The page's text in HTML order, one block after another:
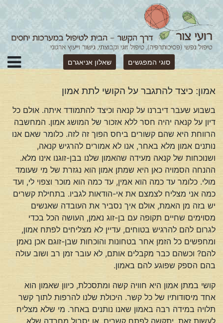
סוגי המפגשים שאלון אניאגרם
אמון: כיצד להתגבר על הקושי לתת אמון
בשבוע שעבר דיברנו על קנאה וכיצד להתמודד איתה. אולם כל
דיון על קנאה יהיה חסר ללא אזכור של המושג אמון. המחשבה
הרווחת היא שהם קשורים ביחס הפוך זה לזה. כלומר שאם אנו
נותנים אמון מלא באחר, אנו לא אמורים להרגיש קנאה,
ושנוכחות של קנאה מעידה שהאמון שלנו בבן-זוגנו אינו מלא.
ההנחה הסמויה כאן היא שמתן אמון הוא נגזרת של מי שעומד
מולי. כלומר עד כמה הוא אמין, עד כמה הוא מוכר וצפוי לי, ועד
כמה אני מצליח לצמצם את אי-הודאות לגביו. בתחילת קשרים
יש בזה מן האמת, אולם איך נסביר את העובדה שאנשים
מסוימים שחיים תקופה עם בן-זוג נאמן, העושה הכל בכדי
לגרום להם להרגיש בטוחים, עדיין לא מצליחים לפתח אמון,
ומחפשים כל הזמן אחר בטחונות והוכחות שבן-זוגם אכן נאמן
להם? וכשהם כבר מקבלים אותם, לא עובר זמן רב ושוב עולה
בהם הספק שפוגע להם באמון.
קושי במתן אמון היא חוויה קשה ומתסכלת, כיוון שאמון הוא
אחד מיסודותיו של כל קשר. היכולת שלנו להרפות לתוך קשר
תלויה במידה רבה באמון שאנו נותנים באחר. מי שלא מצליח
לעשות זאת, יתקשה לפתח קשרים, או יסבול מחרדה שלא